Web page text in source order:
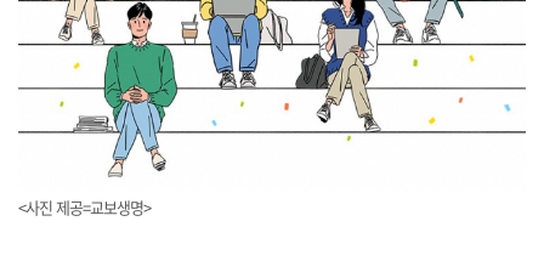
<사진 제공=교보생명>